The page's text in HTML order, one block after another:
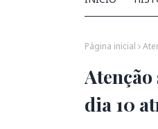
Página inicial
Atenção
dia 10